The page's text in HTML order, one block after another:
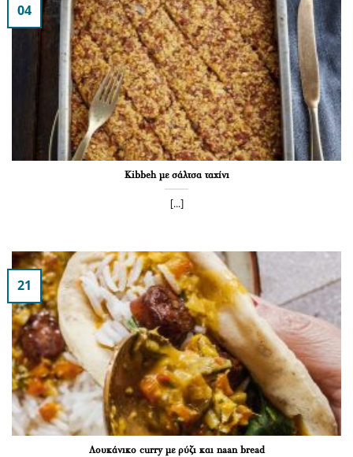
Kibbeh με σάλτσα ταχίνι
[...]
04
Λουκάνικο curry με ρύζι και naan bread
21